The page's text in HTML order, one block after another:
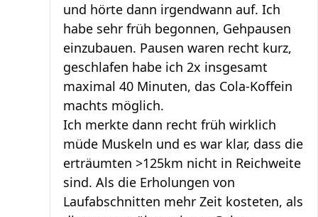
und hörte dann irgendwann auf. Ich
habe sehr früh begonnen, Gehpausen
einzubauen. Pausen waren recht kurz,
geschlafen habe ich 2x insgesamt
maximal 40 Minuten, das Cola-Koffein
machts möglich.
Ich merkte dann recht früh wirklich
müde Muskeln und es war klar, dass die
erträumten >125km nicht in Reichweite
sind. Als die Erholungen von
Laufabschnitten mehr Zeit kosteten, als